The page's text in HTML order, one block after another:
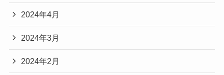
2024年4月
2024年3月
2024年2月